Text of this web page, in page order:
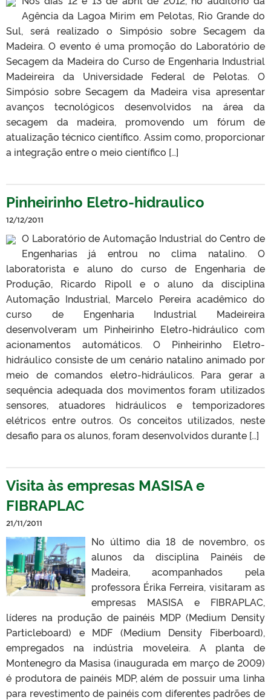
Agência da Lagoa Mirim em Pelotas, Rio Grande do
Sul, será realizado o Simpósio sobre Secagem da
Madeira. O evento é uma promoção do Laboratório de
Secagem da Madeira do Curso de Engenharia Industrial
Madeireira da Universidade Federal de Pelotas. O
Simpósio sobre Secagem da Madeira visa apresentar
avanços tecnológicos desenvolvidos na área da
secagem da madeira, promovendo um fórum de
atualização técnico científico. Assim como, proporcionar
a integração entre o meio científico […]
Pinheirinho Eletro-hidraulico
12/12/2011
O Laboratório de Automação Industrial do Centro de
Engenharias já entrou no clima natalino. O
laboratorista e aluno do curso de Engenharia de
Produção, Ricardo Ripoll e o aluno da disciplina
Automação Industrial, Marcelo Pereira acadêmico do
curso de Engenharia Industrial Madeireira
desenvolveram um Pinheirinho Eletro-hidráulico com
acionamentos automáticos. O Pinheirinho Eletro-
hidráulico consiste de um cenário natalino animado por
meio de comandos eletro-hidráulicos. Para gerar a
sequência adequada dos movimentos foram utilizados
sensores, atuadores hidráulicos e temporizadores
elétricos entre outros. Os conceitos utilizados, neste
desafio para os alunos, foram desenvolvidos durante […]
Visita às empresas MASISA e
FIBRAPLAC
21/11/2011
No último dia 18 de novembro, os
alunos da disciplina Painéis de
Madeira, acompanhados pela
professora Érika Ferreira, visitaram as
empresas MASISA e FIBRAPLAC,
líderes na produção de painéis MDP (Medium Density
Particleboard) e MDF (Medium Density Fiberboard),
empregados na indústria moveleira. A planta de
Montenegro da Masisa (inaugurada em março de 2009)
é produtora de painéis MDP, além de possuir uma linha
para revestimento de painéis com diferentes padrões de